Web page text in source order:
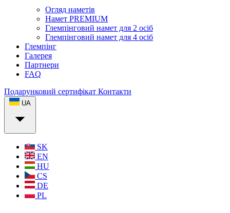
Огляд наметів
Намет PREMIUM
Глемпінговий намет для 2 осіб
Глемпінговий намет для 4 осіб
Глемпінг
Галерея
Партнери
FAQ
Подарунковий сертифікат Контакти
SK
EN
HU
CS
DE
PL